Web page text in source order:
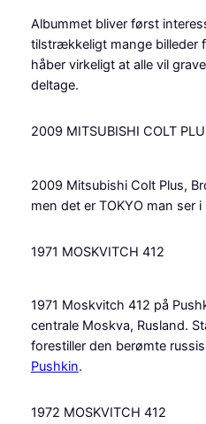
Albummet bliver først
tilstrækkeligt mange billeder
håber virkeligt at alle vil
deltage.
2009 MITSUBISHI COLT
2009 Mitsubishi Colt Plus,
men det er TOKYO man ser
1971 MOSKVITCH 412
1971 Moskvitch 412 på
centrale Moskva, Rusland.
forestiller den berømte
Pushkin.
1972 MOSKVITCH 412